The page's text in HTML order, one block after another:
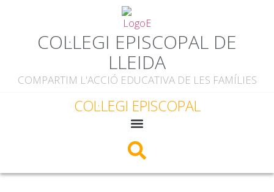
COL·LEGI EPISCOPAL DE
LLEIDA
COMPARTIM L'ACCIÓ EDUCATIVA DE LES FAMÍLIES
COL·LEGI EPISCOPAL